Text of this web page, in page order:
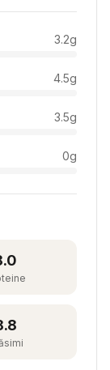
3.2g
4.5g
3.5g
0g